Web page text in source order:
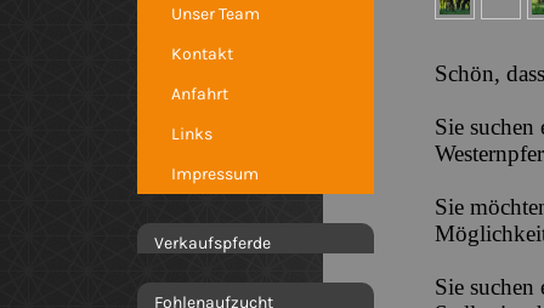
Unser Team
Kontakt
Anfahrt
Links
Impressum
Verkaufspferde
Fohlenaufzucht
Schön,
Sie
Sie
Sie